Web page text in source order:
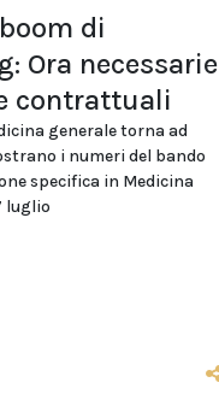
di
Ora necessarie
contrattuali
generale torna ad
i numeri del bando
specifica in Medicina
luglio